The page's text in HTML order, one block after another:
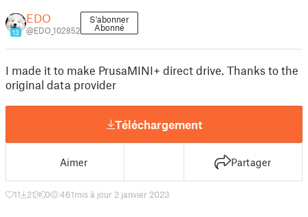
13
EDO
@EDO_102852
S'abonner
Abonné
I made it to make PrusaMINI+ direct drive. Thanks to the
original data provider
Téléchargement
Aimer Partager
11 21 0 461mis à jour 2 janvier 2023